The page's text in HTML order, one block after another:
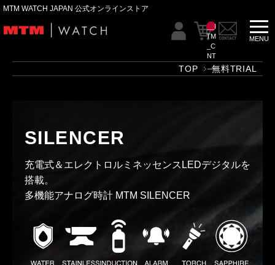
MTM WATCH JAPAN 公式オンラインストア
__I
TM
_C
NT
__
TOP 無料TRIAL
SILENCER
充電式＆エレクトロルミネッセンス LEDデジタルを
搭載。
多機能アナログ時計 MTM SILENCER